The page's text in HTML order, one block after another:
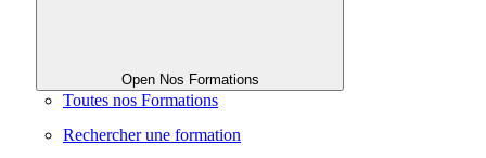
Open Nos Formations
Toutes nos Formations
Rechercher une formation